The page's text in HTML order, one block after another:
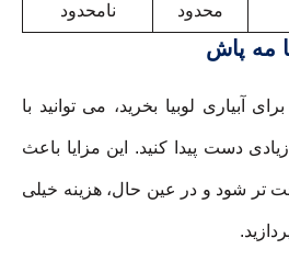
محدود نامحدود
مه پاش
آبیاری لوبیا بخرید، می توانید با
دست پیدا کنید. این مزایا باعث
تر شود و در عین حال، هزینه خیلی